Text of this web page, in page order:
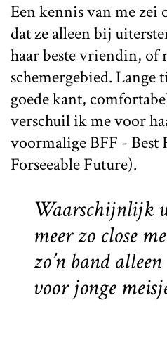
Een kennis van me
dat ze alleen bij
haar beste vriendin, of
schemergebied. Lange
goede kant,
verschuil ik me voor
voormalige BFF - Best
Forseeable Future).
Waarschijnlijk
meer zo close
zo’n band
voor jonge